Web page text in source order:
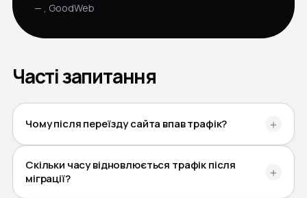
— , GoodWeb
Часті запитання
Чому після переїзду сайта впав трафік? ＋
Скільки часу відновлюється трафік після
міграції?
＋